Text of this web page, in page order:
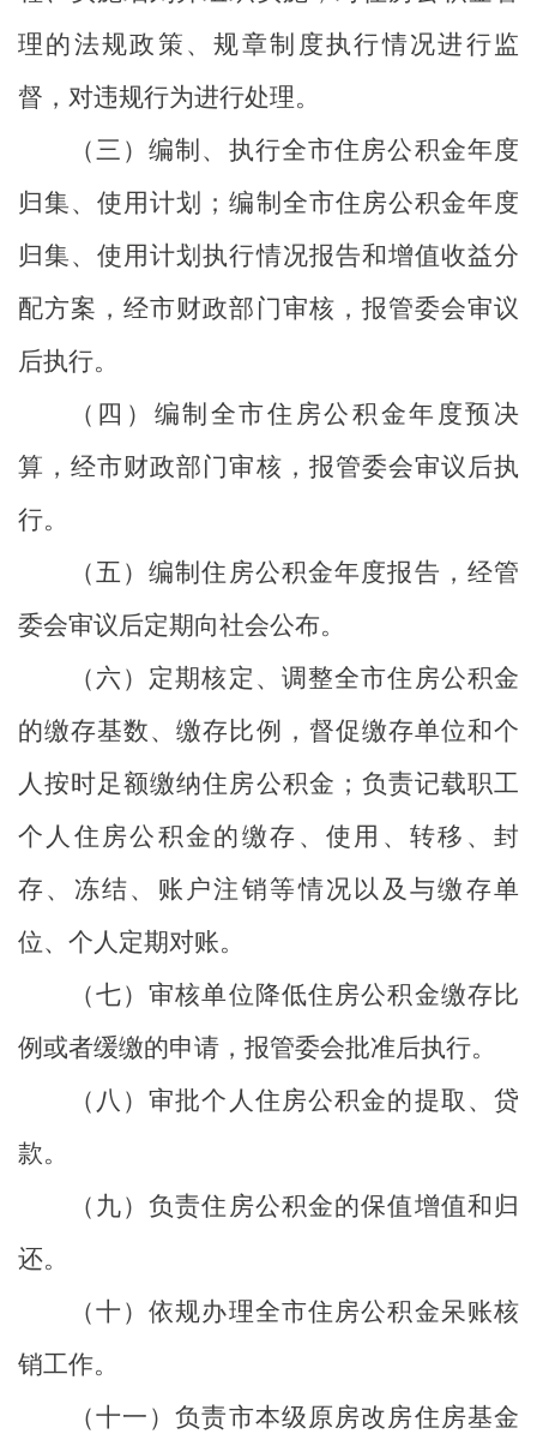
理的法规政策、规章制度执行情况进行监
督，对违规行为进行处理。
（三）编制、执行全市住房公积金年度
归集、使用计划；编制全市住房公积金年度
归集、使用计划执行情况报告和增值收益分
配方案，经市财政部门审核，报管委会审议
后执行。
（四）编制全市住房公积金年度预决
算，经市财政部门审核，报管委会审议后执
行。
（五）编制住房公积金年度报告，经管
委会审议后定期向社会公布。
（六）定期核定、调整全市住房公积金
的缴存基数、缴存比例，督促缴存单位和个
人按时足额缴纳住房公积金；负责记载职工
个人住房公积金的缴存、使用、转移、封
存、冻结、账户注销等情况以及与缴存单
位、个人定期对账。
（七）审核单位降低住房公积金缴存比
例或者缓缴的申请，报管委会批准后执行。
（八）审批个人住房公积金的提取、贷
款。
（九）负责住房公积金的保值增值和归
还。
（十）依规办理全市住房公积金呆账核
销工作。
（十一）负责市本级原房改房住房基金